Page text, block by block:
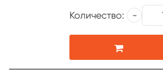
Количество: